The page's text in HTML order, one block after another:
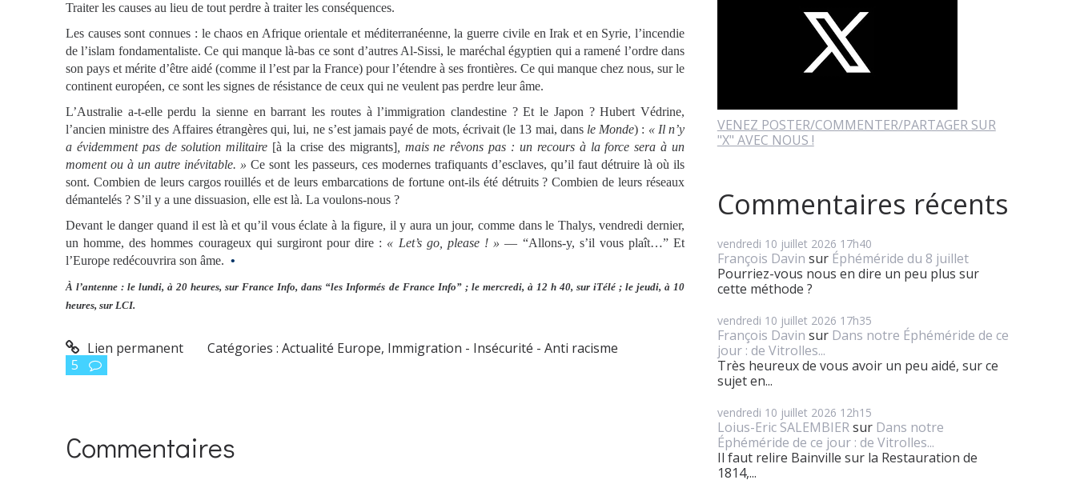
Traiter les causes au lieu de tout perdre à traiter les conséquences.
Les causes sont connues : le chaos en Afrique orientale et méditerranéenne, la guerre civile en Irak et en Syrie, l’incendie
de l’islam fondamentaliste. Ce qui manque là-bas ce sont d’autres Al-Sissi, le maréchal égyptien qui a ramené l’ordre dans
son pays et mérite d’être aidé (comme il l’est par la France) pour l’étendre à ses frontières. Ce qui manque chez nous, sur le
continent européen, ce sont les signes de résistance de ceux qui ne veulent pas perdre leur âme.
L’Australie a-t-elle perdu la sienne en barrant les routes à l’immigration clandestine ? Et le Japon ? Hubert Védrine,
l’ancien ministre des Affaires étrangères qui, lui, ne s’est jamais payé de mots, écrivait (le 13 mai, dans le Monde) : « Il n’y
a évidemment pas de solution militaire [à la crise des migrants], mais ne rêvons pas : un recours à la force sera à un
moment ou à un autre inévitable. »Ce sont les passeurs, ces modernes trafiquants d’esclaves, qu’il faut détruire là où ils
sont. Combien de leurs cargos rouillés et de leurs embarcations de fortune ont-ils été détruits ? Combien de leurs réseaux
démantelés ? S’il y a une dissuasion, elle est là. La voulons-nous ?
Devant le danger quand il est là et qu’il vous éclate à la figure, il y aura un jour, comme dans le Thalys, vendredi dernier,
un homme, des hommes courageux qui surgiront pour dire : « Let’s go, please ! »— “Allons-y, s’il vous plaît…” Et
l’Europe redécouvrira son âme. •
À l’antenne : le lundi, à 20 heures, sur France Info, dans “les Informés de France Info” ; le mercredi, à 12 h 40, sur iTélé ; le jeudi, à 10
heures, sur LCI.
Lien permanent Catégories :Actualité Europe, Immigration - Insécurité - Anti racisme
5
Commentaires
VENEZ POSTER/COMMENTER/PARTAGER SUR
"X" AVEC NOUS !
Commentaires récents
vendredi 10 juillet 2026 17h40
François Davin sur Éphéméride du 8 juillet
Pourriez-vous nous en dire un peu plus sur
cette méthode ?
vendredi 10 juillet 2026 17h35
François Davin sur Dans notre Éphéméride de ce
jour : de Vitrolles...
Très heureux de vous avoir un peu aidé, sur ce
sujet en...
vendredi 10 juillet 2026 12h15
Loius-Eric SALEMBIERsur Dans notre
Éphéméride de ce jour : de Vitrolles...
Il faut relire Bainville sur la Restauration de
1814,...